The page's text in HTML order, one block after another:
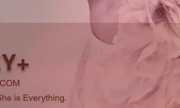
is Everything.